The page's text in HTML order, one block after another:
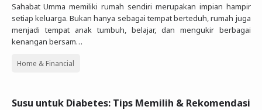
Sahabat Umma memiliki rumah sendiri merupakan impian hampir
setiap keluarga. Bukan hanya sebagai tempat berteduh, rumah juga
menjadi tempat anak tumbuh, belajar, dan mengukir berbagai
kenangan bersam…
Home & Financial
Susu untuk Diabetes: Tips Memilih & Rekomendasi